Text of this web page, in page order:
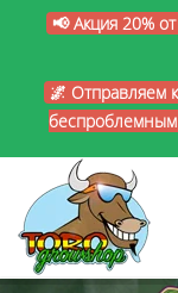
📢 Акция 20%
🌌 Отправляем
беспроблемным